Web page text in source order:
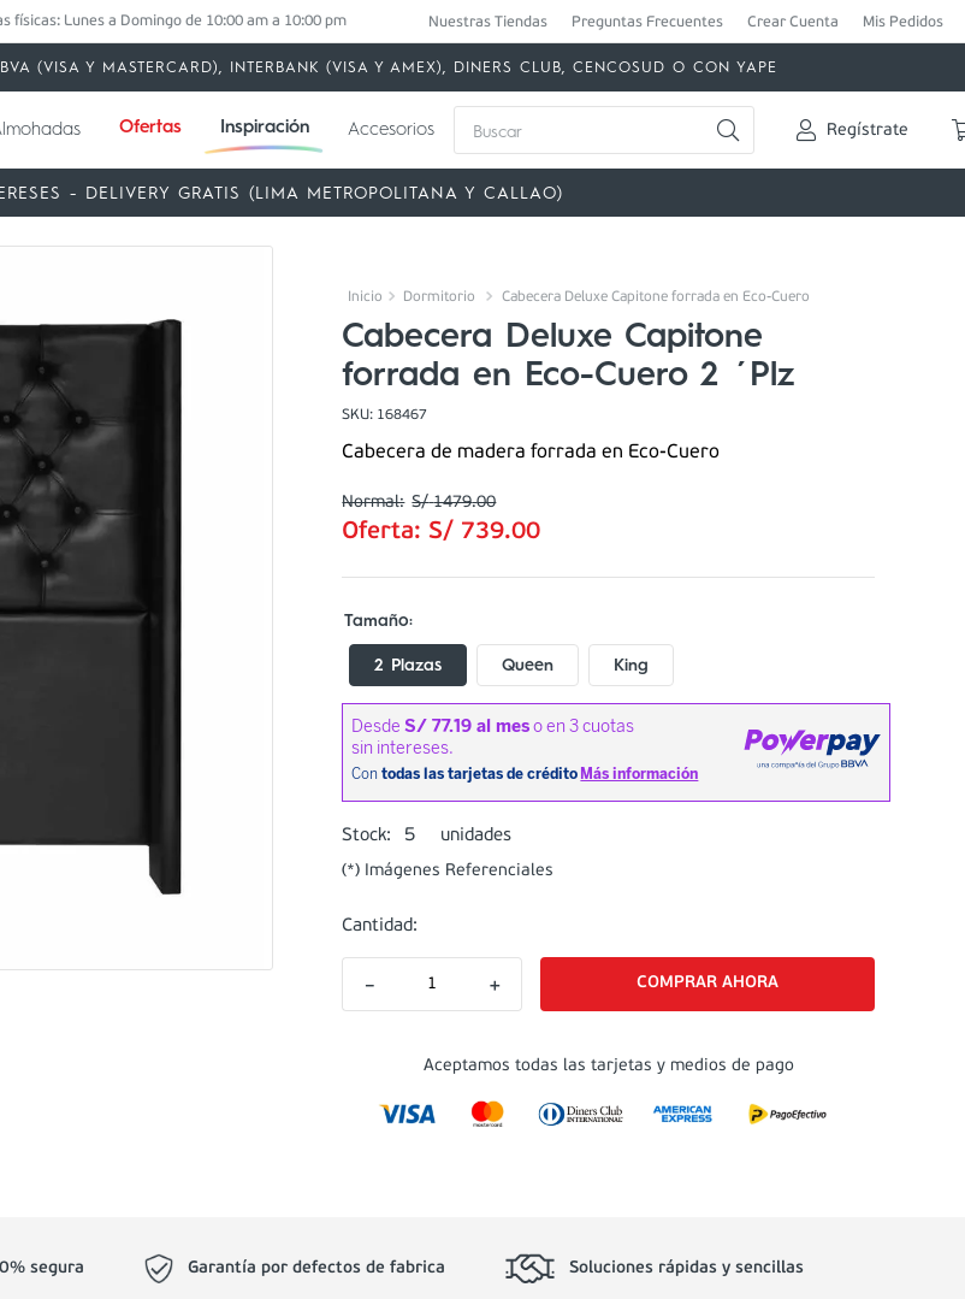
físicas: Lunes a Domingo de 10:00 am a 10:00 pm Nuestras Tiendas Preguntas Frecuentes Crear Cuenta Mis Pedidos
(VISA Y MASTERCARD), INTERBANK (VISA Y AMEX), DINERS CLUB, CENCOSUD O CON YAPE
Ofertas Inspiración Accesorios Regístrate
- DELIVERY GRATIS (LIMA METROPOLITANA Y CALLAO)
Dormitorio Cabecera Deluxe Capitone forrada en Eco-Cuero
Cabecera Deluxe Capitone
forrada en Eco-Cuero 2 ´Plz
SKU: 168467
Cabecera de madera forrada en Eco-Cuero
S/ 1479.00
Oferta:S/ 739.00
2 Plazas Queen King
Stock: 5
unidades
(*) Imágenes Referenciales
Cantidad:
＋
－
Aceptamos todas las tarjetas y medios de pago
segura Garantía por defectos de fabrica Soluciones rápidas y sencillas